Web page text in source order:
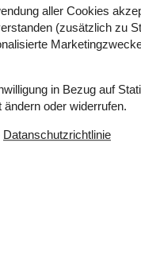
aller Cookies
(zusätzlich zu
in Bezug auf
oder widerrufen.
Datanschutzrichtlinie